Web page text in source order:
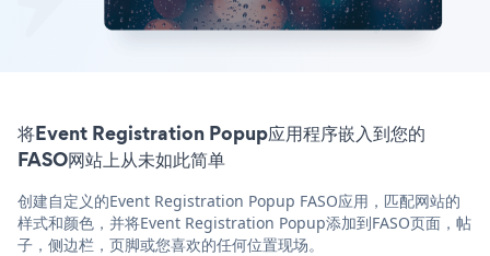
将Event Registration Popup应用程序嵌入到您的
FASO网站上从未如此简单
创建自定义的Event Registration Popup FASO应用，匹配网站的
样式和颜色，并将Event Registration Popup添加到FASO页面，帖
子，侧边栏，页脚或您喜欢的任何位置现场。